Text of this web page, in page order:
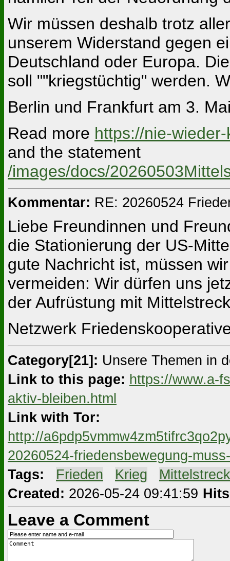
Wir müssen deshalb trotz
unserem Widerstand gegen
Deutschland oder Europa.
soll ""kriegstüchtig" werden.
Berlin und Frankfurt am 3.
Read more https://nie-
and the statement
/images/docs/
Kommentar: RE: 20260524
Liebe Freundinnen und
die Stationierung der US-
gute Nachricht ist, müssen
vermeiden: Wir dürfen uns
der Aufrüstung mit
Netzwerk
Category[21]: Unsere Themen in
Link to this page: https://www.a-
aktiv-bleiben.html
Link with Tor:
http://
20260524-friedensbewegung-
Tags:
Frieden Krieg
Created: 2026-05-24 09:41:59
Leave a Comment